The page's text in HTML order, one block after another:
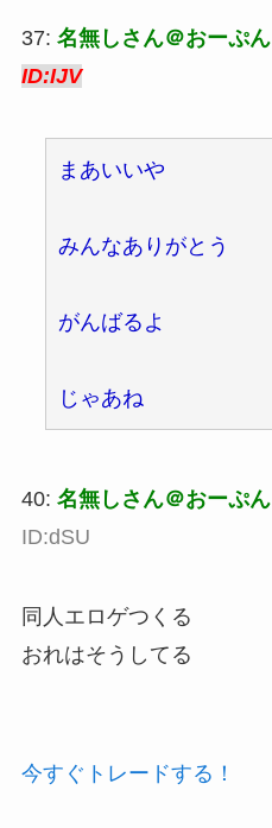
37: 名無しさん＠おーぷん
ID:IJV
まあいいや
みんなありがとう
がんばるよ
じゃあね
40: 名無しさん＠おーぷん
ID:dSU
同人エロゲつくる
おれはそうしてる
今すぐトレードする！